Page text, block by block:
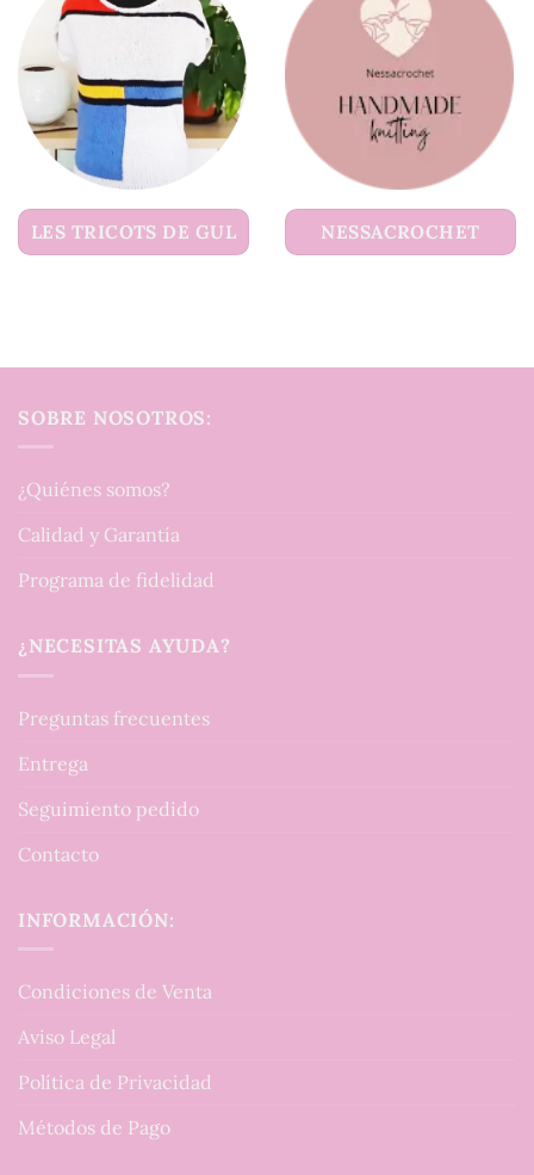
LES TRICOTS DE GUL NESSACROCHET
SOBRE NOSOTROS:
¿Quiénes somos?
Calidad y Garantía
Programa de fidelidad
¿NECESITAS AYUDA?
Preguntas frecuentes
Entrega
Seguimiento pedido
Contacto
INFORMACIÓN:
Condiciones de Venta
Aviso Legal
Política de Privacidad
Métodos de Pago